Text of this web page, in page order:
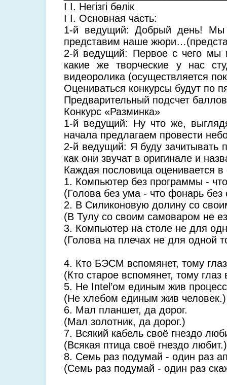
I I. Негізгі бөлік
I I. Основная часть:
1-й ведущий: Добрый день! Мы
представим наше
2-й ведущий: Первое с чего мы
какие же творческие у нас
видеоролика (осуществляется
Оцениваться конкурсы будут по
Предварительный подсчет
Конкурс «Разминка»
1-й ведущий: Ну что же,
начала предлагаем провести
2-й ведущий: Я буду зачитывать
как они звучат в оригинале и
Каждая пословица оценивается
1. Компьютер без программы -
(Голова без ума - что фонарь без
2. В Силиконовую долину со
(В Тулу со своим самоваром не
3. Компьютер на столе не для
(Голова на плечах не для одной
4. Кто БЭСМ вспомянет, тому
(Кто старое вспомянет, тому глаз
5. Не Intel’ом единым жив
(Не хлебом единым жив человек.)
6. Мал планшет, да дорог.
(Мал золотник, да дорог.)
7. Всякий кабель своё гнездо
(Всякая птица своё гнездо любит.)
8. Семь раз подумай - один раз
(Семь раз подумай - один раз